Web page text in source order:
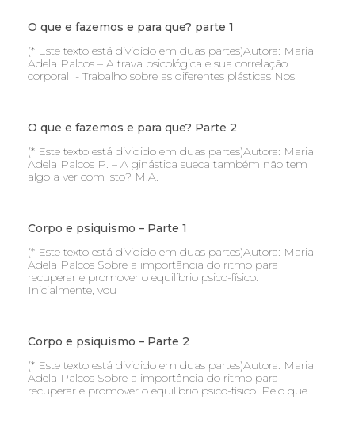
O que e fazemos e para que? parte 1
(* Este texto está dividido em duas partes)Autora: Maria
Adela Palcos – A trava psicológica e sua correlação
corporal - Trabalho sobre as diferentes plásticas Nos
O que e fazemos e para que? Parte 2
(* Este texto está dividido em duas partes)Autora: Maria
Adela Palcos P. – A ginástica sueca também não tem
algo a ver com isto? M.A.
Corpo e psiquismo – Parte 1
(* Este texto está dividido em duas partes)Autora: Maria
Adela Palcos Sobre a importância do ritmo para
recuperar e promover o equilíbrio psico-físico.
Inicialmente, vou
Corpo e psiquismo – Parte 2
(* Este texto está dividido em duas partes)Autora: Maria
Adela Palcos Sobre a importância do ritmo para
recuperar e promover o equilíbrio psico-físico. Pelo que